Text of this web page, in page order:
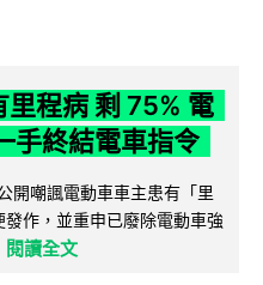
程病 剩 75% 電
手終結電車指令
開嘲諷電動車車主患有「里
作，並重申已廢除電動車強
閱讀全文